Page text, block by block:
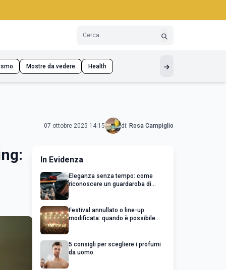
Mostre da vedere Health
07 ottobre 2025 14:15 di: Rosa Campiglio
In Evidenza
Eleganza senza tempo: come
riconoscere un guardaroba di
Festival annullato o line-up
modificata: quando è possibile
5 consigli per scegliere i profumi
da uomo